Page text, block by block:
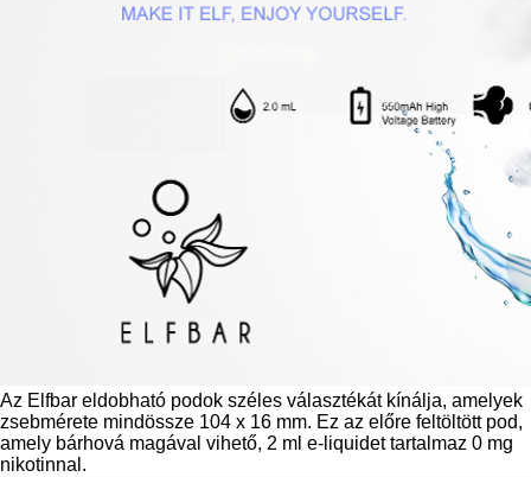
Az Elfbar eldobható podok széles választékát kínálja, amelyek
zsebmérete mindössze 104 x 16 mm. Ez az előre feltöltött pod,
amely bárhová magával vihető, 2 ml e-liquidet tartalmaz 0 mg
nikotinnal.